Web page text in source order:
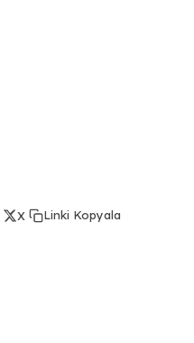
X Linki Kopyala